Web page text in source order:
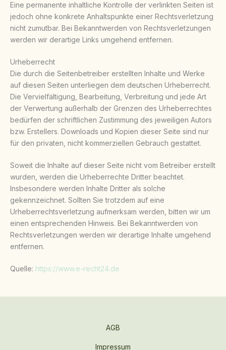
Eine permanente inhaltliche Kontrolle der verlinkten Seiten ist
jedoch ohne konkrete Anhaltspunkte einer Rechtsverletzung
nicht zumutbar. Bei Bekanntwerden von Rechtsverletzungen
werden wir derartige Links umgehend entfernen.
Urheberrecht
Die durch die Seitenbetreiber erstellten Inhalte und Werke
auf diesen Seiten unterliegen dem deutschen Urheberrecht.
Die Vervielfältigung, Bearbeitung, Verbreitung und jede Art
der Verwertung außerhalb der Grenzen des Urheberrechtes
bedürfen der schriftlichen Zustimmung des jeweiligen Autors
bzw. Erstellers. Downloads und Kopien dieser Seite sind nur
für den privaten, nicht kommerziellen Gebrauch gestattet.
Soweit die Inhalte auf dieser Seite nicht vom Betreiber erstellt
wurden, werden die Urheberrechte Dritter beachtet.
Insbesondere werden Inhalte Dritter als solche
gekennzeichnet. Sollten Sie trotzdem auf eine
Urheberrechtsverletzung aufmerksam werden, bitten wir um
einen entsprechenden Hinweis. Bei Bekanntwerden von
Rechtsverletzungen werden wir derartige Inhalte umgehend
entfernen.
Quelle: https://www.e-recht24.de
AGB
Impressum